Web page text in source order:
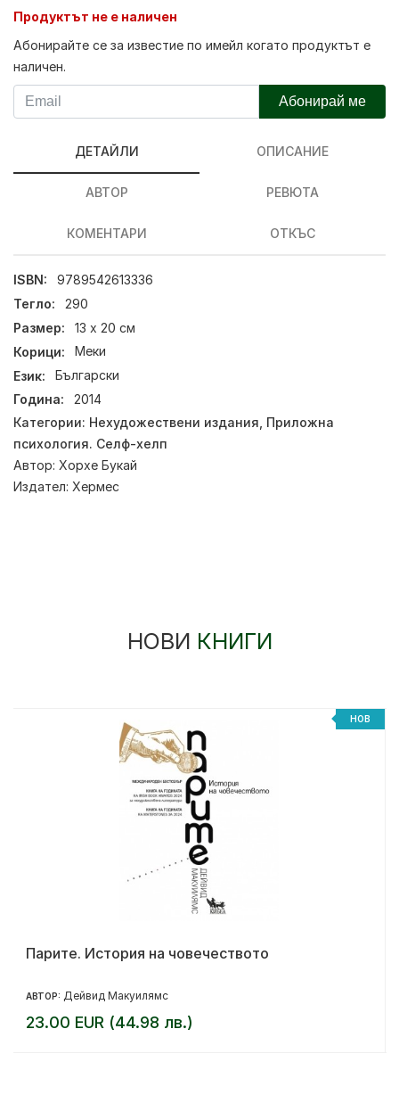
Продуктът не е наличен
Абонирайте се за известие по имейл когато продуктът е
наличен.
Абонирай ме
ДЕТАЙЛИ ОПИСАНИЕ
АВТОР РЕВЮТА
КОМЕНТАРИ ОТКЪС
ISBN:
9789542613336
Тегло:
290
Размер:
13 х 20 см
Корици:
Меки
Език:
Български
Година:
2014
Категории: Нехудожествени издания Приложна
психология. Селф-хелп
Автор: Хорхе Букай
Издател: Хермес
НОВИ КНИГИ
НОВ
Парите. История на човечеството
АВТОР: Дейвид Макуилямс
23.00 EUR (44.98 лв.)